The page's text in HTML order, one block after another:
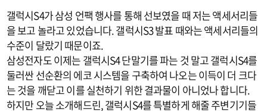
갤럭시S4가 삼성 언팩 행사를 통해 선보였을 때 저는 액세서리들
을 보고 놀라고 있었습니다. 갤럭시S3 발표 때와는 액세서리들의
수준이 달랐기 때문이죠.
삼성전자도 이제는 갤럭시S4 단말기를 파는 것 말고 갤럭시S4를
둘러싼 선순환의 에코 시스템을 구축하여 나오는 이득이 더 크다
는 것을 깨닫고 이를 실천하기 위한 결과물이 아니었나 합니다.
하지만 오늘 소개해드린, 갤럭시S4를 특별하게 해줄 주변기기들